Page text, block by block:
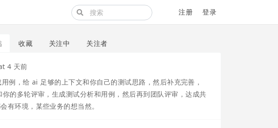
注册 登录
收藏 关注中 关注者
4 天前
例，给 ai 足够的上下文和你自己的测试思路，然后补充完善，
的多轮评审，生成测试分析和用例，然后再到团队评审，达成共
有环境，某些业务的想当然。